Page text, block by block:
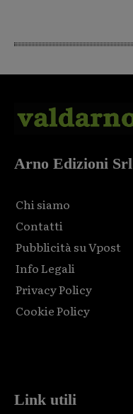
Arno Edizioni Srl
Chi siamo
Contatti
Pubblicità su Vpost
Info Legali
Privacy Policy
Cookie Policy
Link utili